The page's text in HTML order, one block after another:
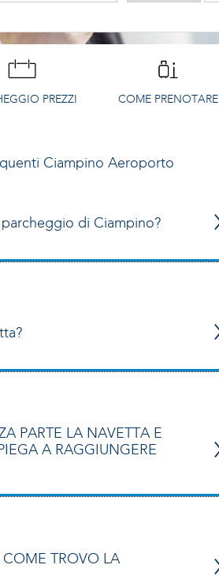
PREZZI COME PRENOTARE
Ciampino Aeroporto
di Ciampino?
PARTE LA NAVETTA E
A RAGGIUNGERE
TROVO LA